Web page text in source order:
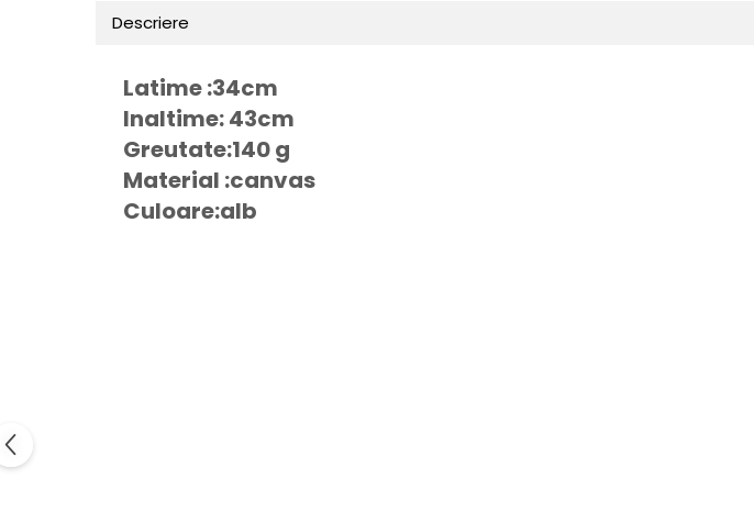
Descriere
Latime :34cm
Inaltime: 43cm
Greutate:140 g
Material :canvas
Culoare:alb